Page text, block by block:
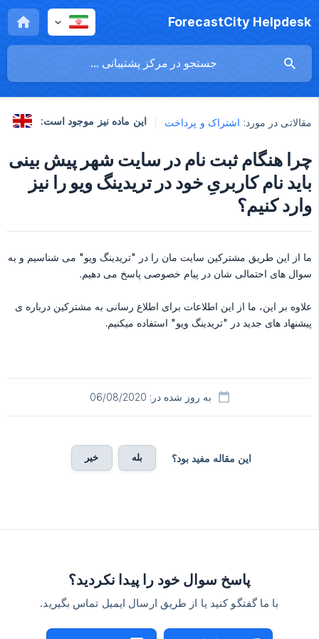
ForecastCity Helpdesk
مقالاتی در مورد: اشتراک و پرداخت این ماده نیز موجود است:
چرا هنگام ثبت نام در سایت شهر پیش بینی
باید نام کاربریِ خود در تریدینگ ویو را نیز
وارد کنیم؟
ما از این طریق مشترکین سایت مان را در "تریدینگ ویو" می شناسیم و به
سوال های احتمالی شان در پیام خصوصی پاسخ می دهیم.
علاوه بر این، ما از این اطلاعات برای اطلاع رسانی به مشترکین درباره ی
پیشنهاد های جدید در "تریدینگ ویو" استفاده میکنیم.
به روز شده در: 06/08/2020
این مقاله مفید بود؟ بله خیر
پاسخ سوال خود را پیدا نکردید؟
با ما گفتگو کنید یا از طریق ارسال ایمیل تماس بگیرید.